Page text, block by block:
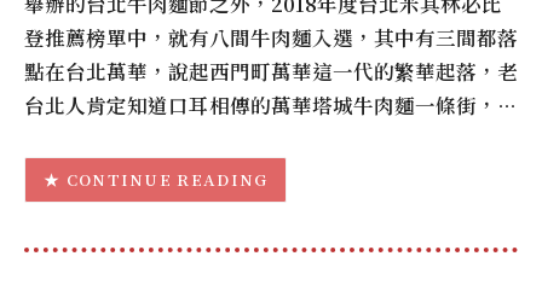
登推薦榜單中，就有八間牛肉麵入選，其中有三間都落
點在台北萬華，說起西門町萬華這一代的繁華起落，老
台北人肯定知道口耳相傳的萬華塔城牛肉麵一條街，…
CONTINUE READING